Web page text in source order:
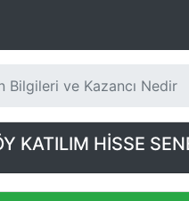
Bilgileri ve Kazancı Nedir
KATILIM HİSSE